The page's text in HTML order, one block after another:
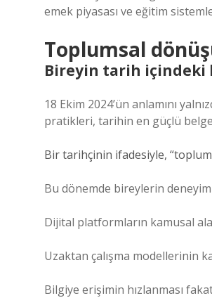
emek piyasası ve eğitim
Toplumsal
Bireyin tarih içindeki
18 Ekim 2024’ün anlamını
pratikleri, tarihin en güçlü
Bir tarihçinin ifadesiyle,
Bu dönemde bireylerin
Dijital platformların kamusal
Uzaktan çalışma modellerinin
Bilgiye erişimin hızlanması